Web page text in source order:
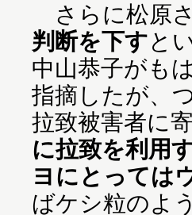
さらに松原さ
判断を下すと
中山恭子がも
指摘したが、
拉致被害者に
に拉致を利用
ヨにとっては
ばケシ粒のよ